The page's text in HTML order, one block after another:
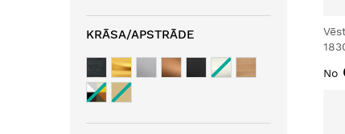
No
KRĀSA/APSTRĀDE